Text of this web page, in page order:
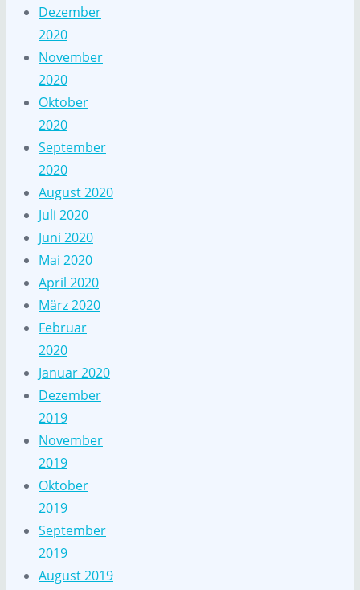
Dezember
2020
November
2020
Oktober
2020
September
2020
August 2020
Juli 2020
Juni 2020
Mai 2020
April 2020
März 2020
Februar
2020
Januar 2020
Dezember
2019
November
2019
Oktober
2019
September
2019
August 2019